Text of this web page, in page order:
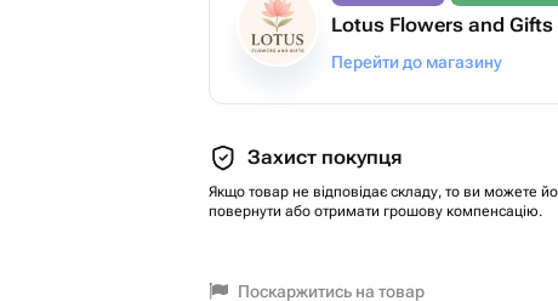
Lotus Flowers and Gifts
Перейти до магазину
Захист покупця
Якщо товар не відповідає складу, то ви можете
повернути або отримати грошову компенсацію.
Поскаржитись на товар